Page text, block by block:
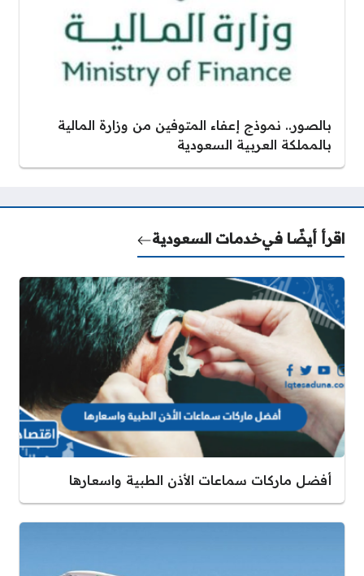
بالصور.. نموذج إعفاء المتوفين من وزارة المالية
بالمملكة العربية السعودية
اقرأ أيضًا فيخدمات السعودية
أفضل ماركات سماعات الأذن الطبية واسعارها